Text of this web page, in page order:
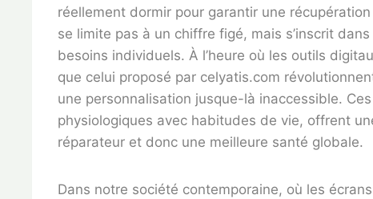
réellement dormir pour garantir une
se limite pas à un chiffre figé, mais s’inscrit
besoins individuels. À l’heure où les outils
que celui proposé par celyatis.com
une personnalisation jusque-là inaccessible.
physiologiques avec habitudes de vie, offrent
réparateur et donc une meilleure santé globale.
Dans notre société contemporaine, où les